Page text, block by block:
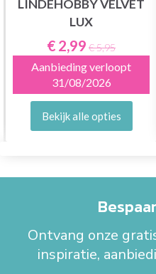
LINDEHOBBY VELVET
LUX
€ 2,99 € 5,95
Aanbieding verloopt
31/08/2026
Bekijk alle opties
Ontvang onze
inspiratie,